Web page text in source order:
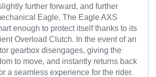
further forward, and further
Eagle. The Eagle AXS
enough to protect itself thanks to its
Overload Clutch. In the event of an
gearbox disengages, giving the
to move, and instantly returns back
a seamless experience for the rider.